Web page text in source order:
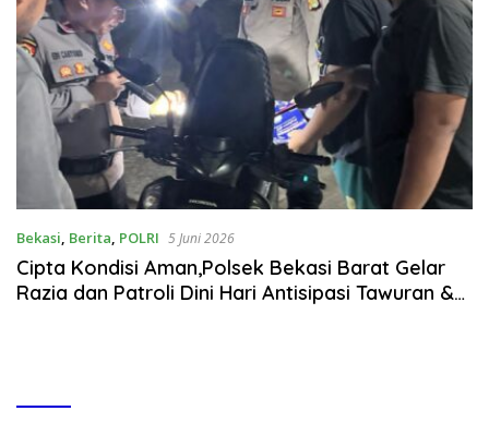
Bekasi, Berita, POLRI 5 Juni 2026
Cipta Kondisi Aman,Polsek Bekasi Barat Gelar
Razia dan Patroli Dini Hari Antisipasi Tawuran &